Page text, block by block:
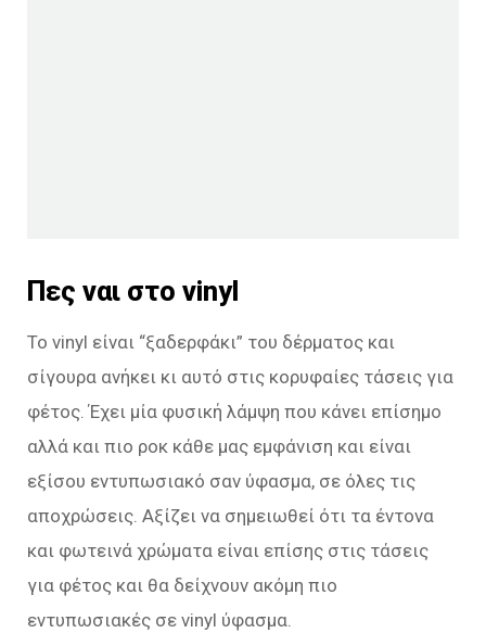
Πες ναι στο vinyl
Το vinyl είναι “ξαδερφάκι” του δέρματος και
σίγουρα ανήκει κι αυτό στις κορυφαίες τάσεις για
φέτος. Έχει μία φυσική λάμψη που κάνει επίσημο
αλλά και πιο ροκ κάθε μας εμφάνιση και είναι
εξίσου εντυπωσιακό σαν ύφασμα, σε όλες τις
αποχρώσεις. Αξίζει να σημειωθεί ότι τα έντονα
και φωτεινά χρώματα είναι επίσης στις τάσεις
για φέτος και θα δείχνουν ακόμη πιο
εντυπωσιακές σε vinyl ύφασμα.